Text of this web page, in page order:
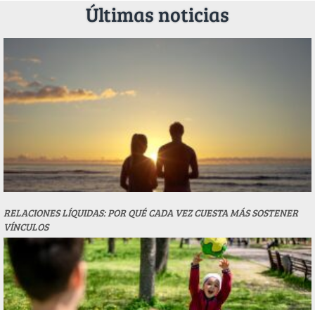
Últimas noticias
RELACIONES LÍQUIDAS: POR QUÉ CADA VEZ CUESTA MÁS SOSTENER
VÍNCULOS